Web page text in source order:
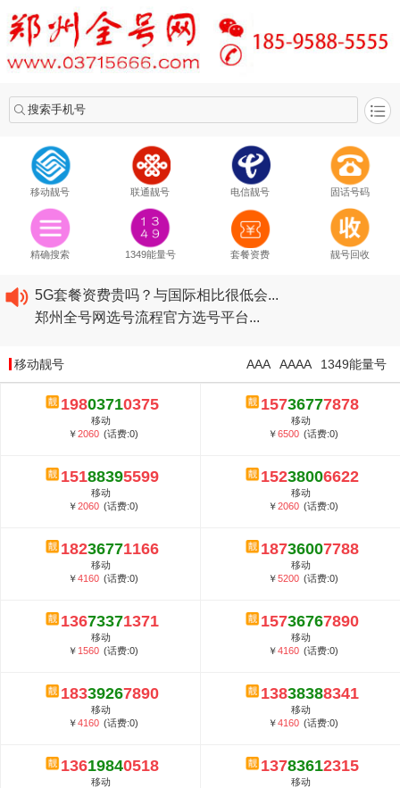
搜索手机号
移动靓号 联通靓号 电信靓号 固话号码
精确搜索 1349能量号 套餐资费 靓号回收
2020​移动最新套餐资费...
2020​联通最新套餐资费...
5G套餐资费贵吗？与国际相比很低会...
郑州全号网选号流程官方选号平台...
2020​联通最新套餐资费...
2020​电信最新套餐资费...
5G套餐资费贵吗？与国际相比很低会...
郑州全号网选号流程官方选号平台...
移动靓号 1349能量号
AAAA
AAA
19803710375
移动
￥2060 (话费:0)
15736777878
移动
￥6500 (话费:0)
15188395599
移动
￥2060 (话费:0)
15238006622
移动
￥2060 (话费:0)
18236771166
移动
￥4160 (话费:0)
18736007788
移动
￥5200 (话费:0)
13673371371
移动
￥ 1560 (话费:0)
15736767890
移动
￥4160 (话费:0)
18339267890
移动
￥4160 (话费:0)
13838388341
移动
￥4160 (话费:0)
13619840518
移动
13783612315
移动